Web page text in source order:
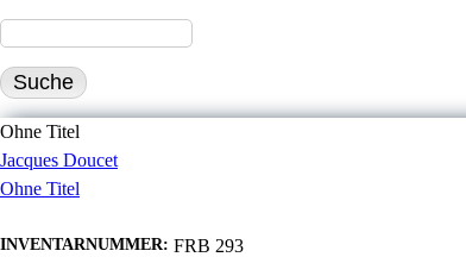
Ohne Titel
Jacques Doucet
Ohne Titel
INVENTARNUMMER: FRB 293